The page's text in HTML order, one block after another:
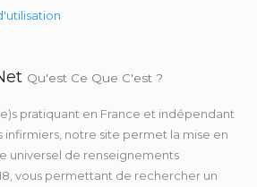
Qu'est Ce Que C'est ?
pratiquant en France et indépendant
notre site permet la mise en
universel de renseignements
vous permettant de rechercher un